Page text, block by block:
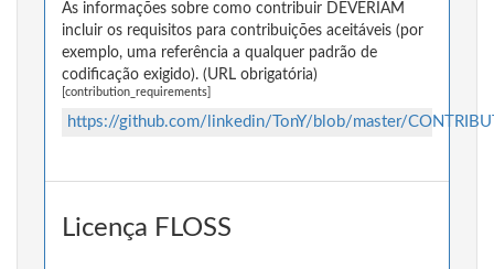
As informações sobre como contribuir DEVERIAM
incluir os requisitos para contribuições aceitáveis (por
exemplo, uma referência a qualquer padrão de
codificação exigido). (URL obrigatória)
[contribution_requirements]
https://github.com/linkedin/TonY/blob/master/
Licença FLOSS